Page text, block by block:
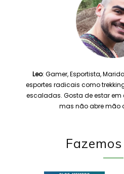
Leo: Gamer, Esportista,
esportes radicais como
escaladas. Gosta de estar
mas não abre mão